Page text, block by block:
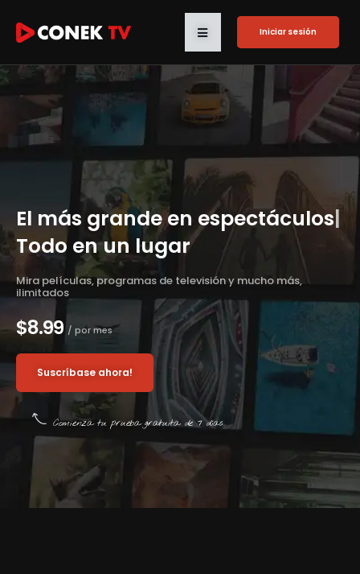
Iniciar sesión
Iniciar sesión
El más grande en
espectáculos !|
Todo en un lugar
Mira películas, programas de televisión y mucho más,
$8.99
Suscríbase ahora!
Comienza tu prueba gratuita de 7 días